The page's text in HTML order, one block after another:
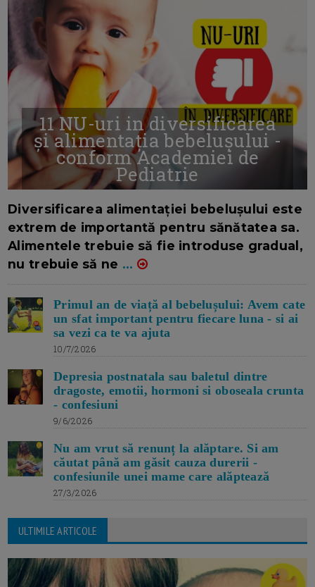
11 NU-uri in diversificarea
și alimentația bebelușului -
conform Academiei de
Pediatrie
Diversificarea alimentației bebelușului este
extrem de importantă pentru sănătatea sa.
Alimentele trebuie să fie introduse gradual,
nu trebuie să ne ...
Primul an de viață al bebelușului: Avem cate
un sfat important pentru fiecare luna - si ai
sa vezi ca te va ajuta
10/7/2026
Depresia postnatala sau baletul dintre
dragoste, emotii, hormoni si oboseala crunta
- confesiuni
9/6/2026
Nu am vrut să renunț la alăptare. Si am
căutat până am găsit cauza durerii -
confesiunile unei mame care alăptează
27/3/2026
ULTIMILE ARTICOLE